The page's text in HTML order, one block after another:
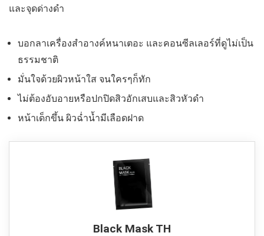
และจุดด่างดำ
บอกลาเครื่องสำอางค์หนาเตอะ และคอนซีลเลอร์ที่ดูไม่เป็น
ธรรมชาติ
มั่นใจด้วยผิวหน้าใส จนใครๆก็ทัก
ไม่ต้องอับอายหรือปกปิดสิวอักเสบและสิวหัวดำ
หน้าเด็กขึ้น ผิวฉ่ำน้ำมีเลือดฝาด
Black Mask TH